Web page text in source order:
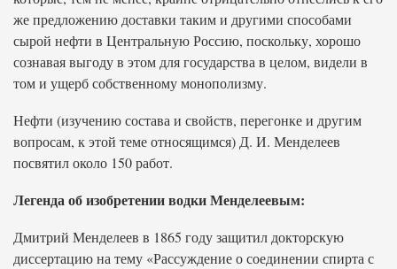
же предложению доставки таким и другими способами
сырой нефти в Центральную Россию, поскольку, хорошо
сознавая выгоду в этом для государства в целом, видели в
том и ущерб собственному монополизму.
Нефти (изучению состава и свойств, перегонке и другим
вопросам, к этой теме относящимся) Д. И. Менделеев
посвятил около 150 работ.
Легенда об изобретении водки Менделеевым:
Дмитрий Менделеев в 1865 году защитил докторскую
диссертацию на тему «Рассуждение о соединении спирта с